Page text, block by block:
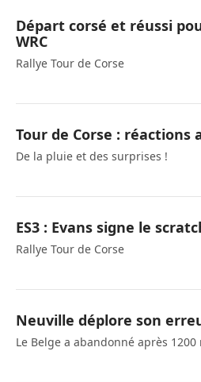
Départ corsé et réussi
WRC
Rallye Tour de Corse
Tour de Corse : réactions
De la pluie et des surprises !
ES3 : Evans signe le
Rallye Tour de Corse
Neuville déplore son
Le Belge a abandonné après